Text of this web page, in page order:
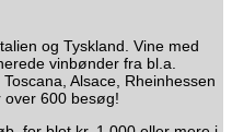
og Tyskland. Vine med
vinbønder fra bl.a.
Alsace, Rheinhessen
over 600 besøg!